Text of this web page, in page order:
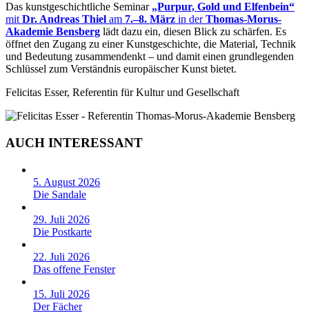
Das kunstgeschichtliche Seminar „Purpur, Gold und Elfenbein“
mitDr. Andreas Thiel am 7.–8. März in derThomas-Morus-
Akademie Bensberg lädt dazu ein, diesen Blick zu schärfen. Es
öffnet den Zugang zu einer Kunstgeschichte, die Material, Technik
und Bedeutung zusammendenkt – und damit einen grundlegenden
Schlüssel zum Verständnis europäischer Kunst bietet.
Felicitas Esser, Referentin für Kultur und Gesellschaft
AUCH INTERESSANT
5. August 2026
Die Sandale
29. Juli 2026
Die Postkarte
22. Juli 2026
Das offene Fenster
15. Juli 2026
Der Fächer